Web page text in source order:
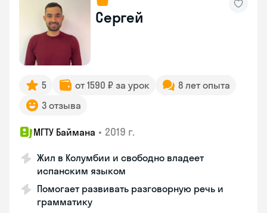
Сергей
5 от 1590 ₽ за урок
8 лет опыта
3 отзыва
МГТУ Баймана • 2019 г.
Жил в Колумбии и свободно владеет
испанским языком
Помогает развивать разговорную речь и
грамматику